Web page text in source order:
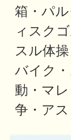
箱・パ
ィスク
スル体
バイク
動・マ
争・ア